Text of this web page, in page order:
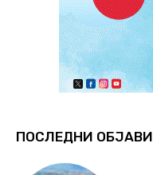
ПОСЛЕДНИ ОБЈАВИ